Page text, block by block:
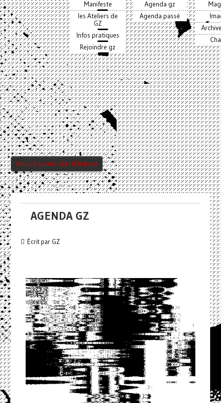
Manifeste
les Ateliers de
GZ
Infos pratiques
Rejoindre gz
Agenda gz
Agenda passé
Nous Soutenir Via HelloAsso
AGENDA GZ
Écrit par GZ